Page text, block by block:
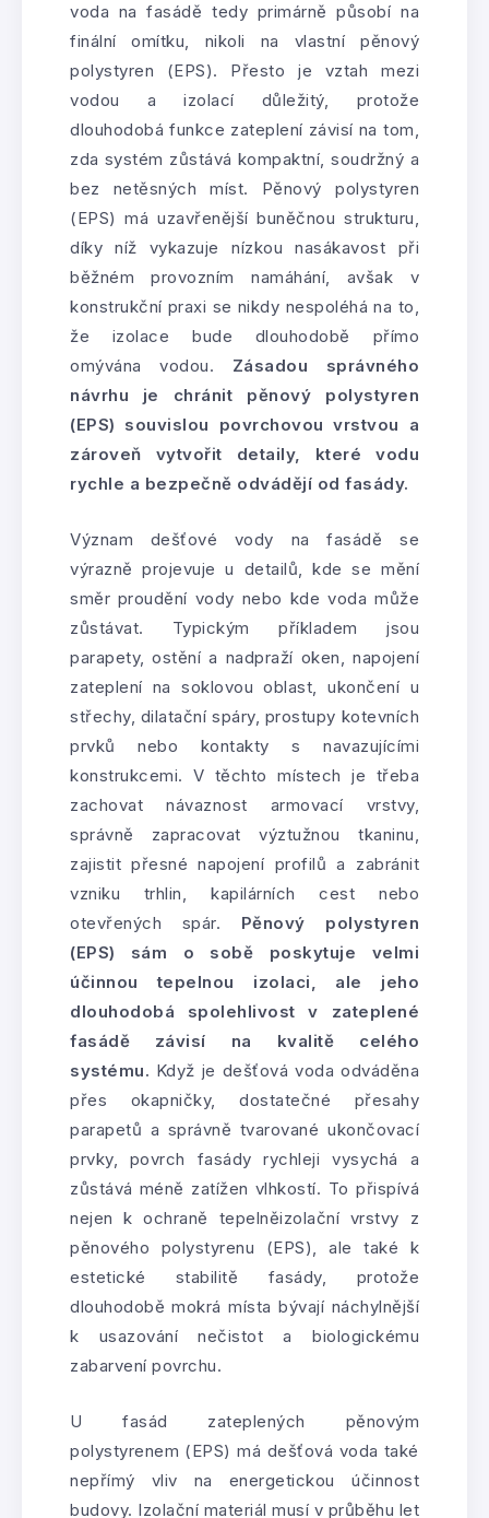
voda na fasádě tedy primárně působí na
finální omítku, nikoli na vlastní pěnový
polystyren (EPS). Přesto je vztah mezi
vodou a izolací důležitý, protože
dlouhodobá funkce zateplení závisí na tom,
zda systém zůstává kompaktní, soudržný a
bez netěsných míst. Pěnový polystyren
(EPS) má uzavřenější buněčnou strukturu,
díky níž vykazuje nízkou nasákavost při
běžném provozním namáhání, avšak v
konstrukční praxi se nikdy nespoléhá na to,
že izolace bude dlouhodobě přímo
omývána vodou. Zásadou správného
návrhu je chránit pěnový polystyren
(EPS) souvislou povrchovou vrstvou a
zároveň vytvořit detaily, které vodu
rychle a bezpečně odvádějí od fasády.
Význam dešťové vody na fasádě se
výrazně projevuje u detailů, kde se mění
směr proudění vody nebo kde voda může
zůstávat. Typickým příkladem jsou
parapety, ostění a nadpraží oken, napojení
zateplení na soklovou oblast, ukončení u
střechy, dilatační spáry, prostupy kotevních
prvků nebo kontakty s navazujícími
konstrukcemi. V těchto místech je třeba
zachovat návaznost armovací vrstvy,
správně zapracovat výztužnou tkaninu,
zajistit přesné napojení profilů a zabránit
vzniku trhlin, kapilárních cest nebo
otevřených spár. Pěnový polystyren
(EPS) sám o sobě poskytuje velmi
účinnou tepelnou izolaci, ale jeho
dlouhodobá spolehlivost v zateplené
fasádě závisí na kvalitě celého
systému. Když je dešťová voda odváděna
přes okapničky, dostatečné přesahy
parapetů a správně tvarované ukončovací
prvky, povrch fasády rychleji vysychá a
zůstává méně zatížen vlhkostí. To přispívá
nejen k ochraně tepelněizolační vrstvy z
pěnového polystyrenu (EPS), ale také k
estetické stabilitě fasády, protože
dlouhodobě mokrá místa bývají náchylnější
k usazování nečistot a biologickému
zabarvení povrchu.
U fasád zateplených pěnovým
polystyrenem (EPS) má dešťová voda také
nepřímý vliv na energetickou účinnost
budovy. Izolační materiál musí v průběhu let